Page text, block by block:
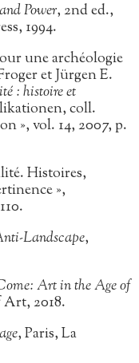
Power, 2nd ed.,
1994.
une archéologie
et Jürgen E.
: histoire et
coll.
», vol. 14, 2007, p.
Histoires,
»,
Landscape,
Art in the Age of
2018.
, Paris, La